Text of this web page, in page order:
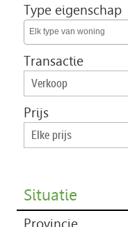
Type eigenschap
Elk type van woning
Transactie
Verkoop
Prijs
Elke prijs
Situatie